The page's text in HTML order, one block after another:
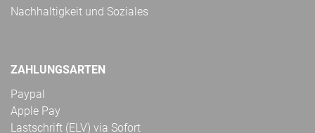
Nachhaltigkeit und Soziales
ZAHLUNGSARTEN
Paypal
Apple Pay
Lastschrift (ELV) via Sofort